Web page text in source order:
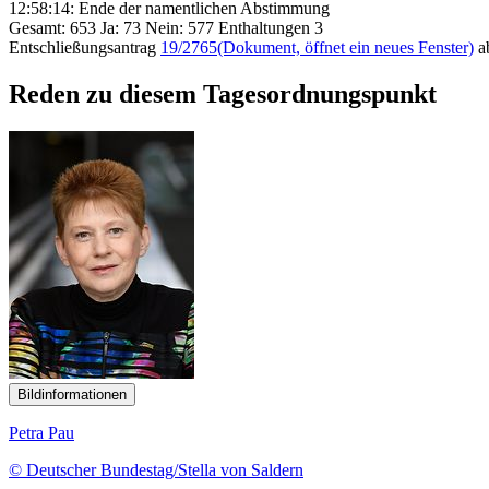
12:58:14: Ende der namentlichen Abstimmung
Gesamt: 653 Ja: 73 Nein: 577 Enthaltungen 3
Entschließungsantrag 19/2765(Dokument, öffnet ein neues Fenster)
Reden zu diesem Tagesordnungspunkt
Bildinformationen
Petra Pau
© Deutscher Bundestag/Stella von Saldern